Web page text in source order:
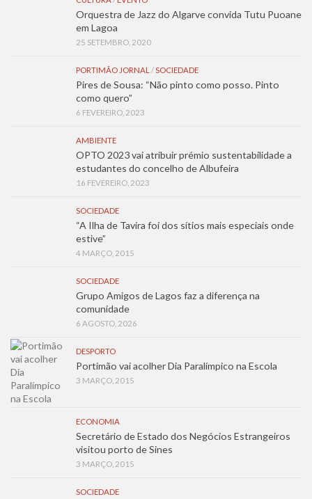
Orquestra de Jazz do Algarve convida Tutu Puoane
em Lagoa
25 SETEMBRO, 2020
PORTIMÃO JORNAL /SOCIEDADE
Pires de Sousa: “Não pinto como posso. Pinto
como quero”
6 FEVEREIRO, 2023
AMBIENTE
OPTO 2023 vai atribuir prémio sustentabilidade a
estudantes do concelho de Albufeira
16 FEVEREIRO, 2023
SOCIEDADE
“A Ilha de Tavira foi dos sítios mais especiais onde
estive”
4 MARÇO, 2015
SOCIEDADE
Grupo Amigos de Lagos faz a diferença na
comunidade
6 AGOSTO, 2026
DESPORTO
Portimão vai acolher Dia Paralímpico na Escola
3 MARÇO, 2015
ECONOMIA
Secretário de Estado dos Negócios Estrangeiros
visitou porto de Sines
3 MARÇO, 2015
SOCIEDADE